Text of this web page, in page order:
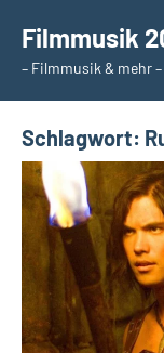
Inhalt
springen
Filmmusik
– Filmmusik & mehr –
Schlagwort: